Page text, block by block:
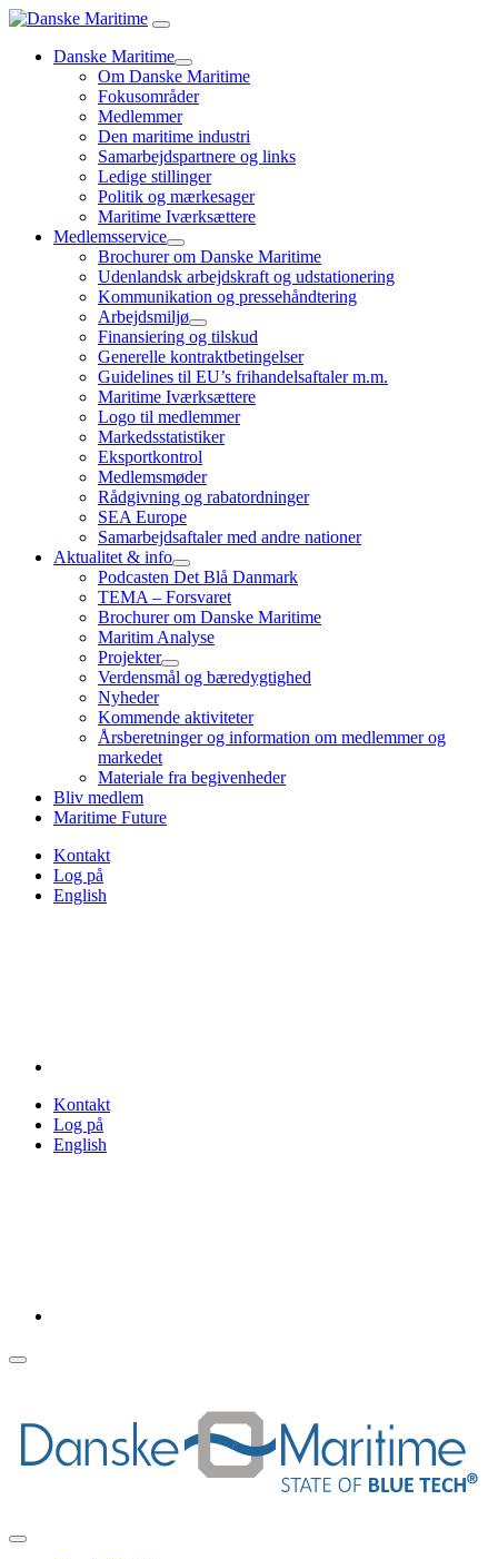
Danske Maritime
Om Danske Maritime
Fokusområder
Medlemmer
Den maritime industri
Samarbejdspartnere og links
Ledige stillinger
Politik og mærkesager
Maritime Iværksættere
Medlemsservice
Brochurer om Danske Maritime
Udenlandsk arbejdskraft og udstationering
Kommunikation og pressehåndtering
Arbejdsmiljø
Finansiering og tilskud
Generelle kontraktbetingelser
Guidelines til EU’s frihandelsaftaler m.m.
Maritime Iværksættere
Logo til medlemmer
Markedsstatistiker
Eksportkontrol
Medlemsmøder
Rådgivning og rabatordninger
SEA Europe
Samarbejdsaftaler med andre nationer
Aktualitet & info
Podcasten Det Blå Danmark
TEMA – Forsvaret
Brochurer om Danske Maritime
Maritim Analyse
Projekter
Verdensmål og bæredygtighed
Nyheder
Kommende aktiviteter
Årsberetninger og information om medlemmer og
markedet
Materiale fra begivenheder
Bliv medlem
Maritime Future
Kontakt
Log på
English
Kontakt
Log på
English